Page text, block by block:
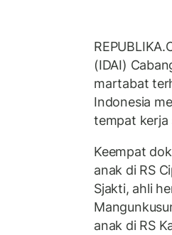
(IDAI)
martabat
Indonesia
tempat kerja
Keempat
anak di RS
Sjakti, ahli
anak di RS